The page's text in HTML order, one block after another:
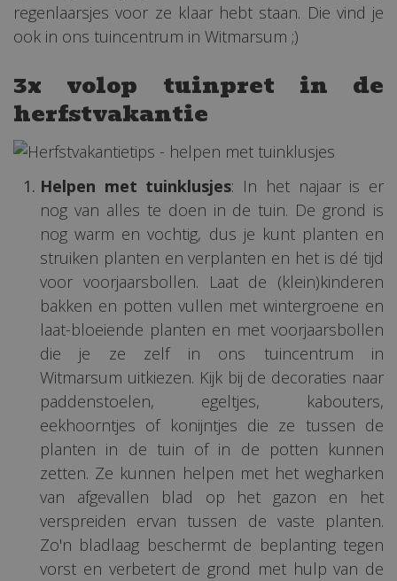
regenlaarsjes voor ze klaar hebt staan. Die vind je
ook in ons tuincentrum in Witmarsum ;)
3x volop tuinpret in de
herfstvakantie
Helpen met tuinklusjes: In het najaar is er
nog van alles te doen in de tuin. De grond is
nog warm en vochtig, dus je kunt planten en
struiken planten en verplanten en het is dé tijd
voor voorjaarsbollen. Laat de (klein)kinderen
bakken en potten vullen met wintergroene en
laat-bloeiende planten en met voorjaarsbollen
die je ze zelf in ons tuincentrum in
Witmarsum uitkiezen. Kijk bij de decoraties naar
paddenstoelen, egeltjes, kabouters,
eekhoorntjes of konijntjes die ze tussen de
planten in de tuin of in de potten kunnen
zetten. Ze kunnen helpen met het wegharken
van afgevallen blad op het gazon en het
verspreiden ervan tussen de vaste planten.
Zo'n bladlaag beschermt de beplanting tegen
vorst en verbetert de grond met hulp van de